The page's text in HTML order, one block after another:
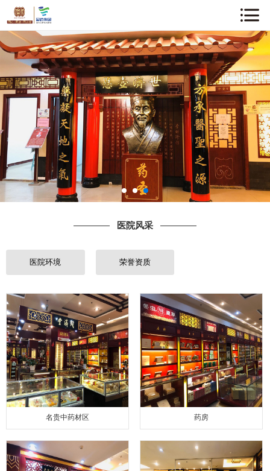
医院风采
医院环境 荣誉资质
名贵中药材区 药房
网站首页
关于我们
企业动态
中医知识
医院风采
就诊指南